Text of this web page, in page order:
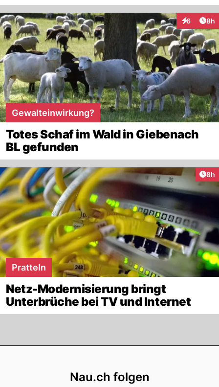
6 8h
Gewalteinwirkung?
Totes Schaf im Wald in Giebenach
BL gefunden
8h
Pratteln
Netz-Modernisierung bringt
Unterbrüche bei TV und Internet
Nau.ch folgen